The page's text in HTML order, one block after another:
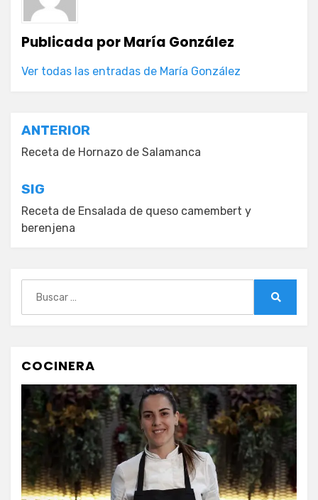
Publicada porMaría González
Ver todas las entradas de María González
Navegación
de
entradas
ANTERIOR
Receta de Hornazo de Salamanca
SIG
Receta de Ensalada de queso camembert y
berenjena
COCINERA